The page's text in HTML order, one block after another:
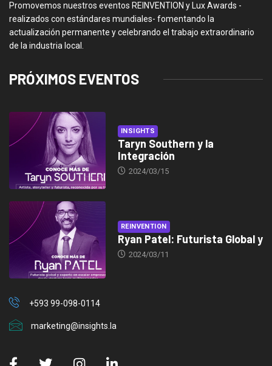
Promovemos nuestros eventos REINVENTION y Lux Awards -
realizados con estándares mundiales- fomentando la
actualización permanente y celebrando el trabajo extraordinario
de la industria local.
PRÓXIMOS EVENTOS
INSIGHTS
Taryn Southern y la
Integración
2024/03/15
REINVENTION
Ryan Patel: Futurista Global y
2024/03/11
+593 99-098-0114
marketing@insights.la